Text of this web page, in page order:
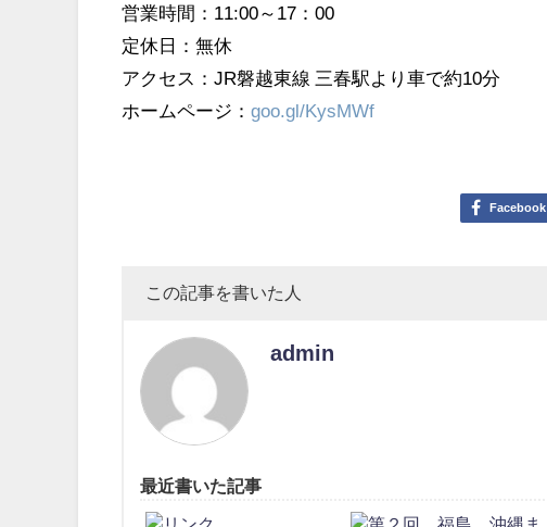
営業時間：11:00～17：00
定休日：無休
アクセス：JR磐越東線 三春駅より車で約10分
ホームページ： goo.gl/KysMWf
Facebook
この記事を書いた人
admin
最近書いた記事